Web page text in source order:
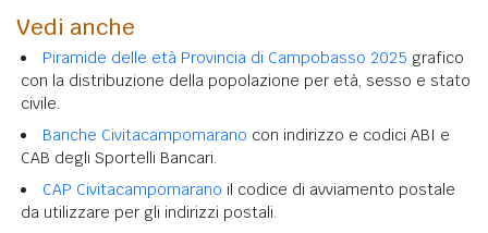
Vedi anche
Piramide delle età Provincia di Campobasso 2025 grafico
con la distribuzione della popolazione per età, sesso e stato
civile.
Banche Civitacampomarano con indirizzo e codici ABI e
CAB degli Sportelli Bancari.
CAP Civitacampomarano il codice di avviamento postale
da utilizzare per gli indirizzi postali.